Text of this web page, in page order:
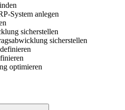
System anlegen
sicherstellen
sicherstellen
optimieren